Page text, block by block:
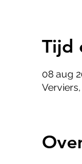
Tijd
08 aug